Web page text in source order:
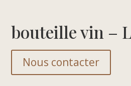
bouteille vin –
Nous contacter